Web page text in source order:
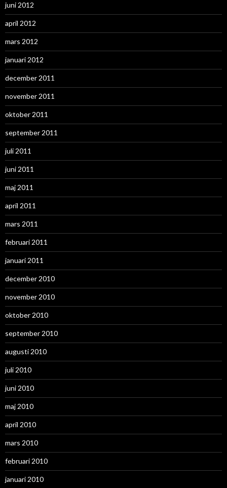
juni 2012
april 2012
mars 2012
januari 2012
december 2011
november 2011
oktober 2011
september 2011
juli 2011
juni 2011
maj 2011
april 2011
mars 2011
februari 2011
januari 2011
december 2010
november 2010
oktober 2010
september 2010
augusti 2010
juli 2010
juni 2010
maj 2010
april 2010
mars 2010
februari 2010
januari 2010